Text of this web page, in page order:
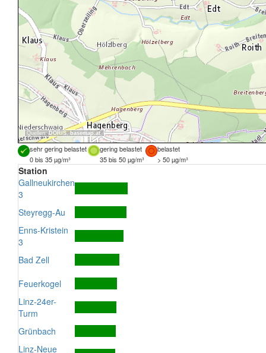
Quellen: DORIS,basemap.at
sehr gering belastet gering belastet
belastet
0 bis 35 µg/m³
35 bis 50 µg/m³ > 50 µg/m³
Station
Gallneukirchen
3
Steyregg-Au
Enns-Kristein
3
Bad Zell
Feuerkogel
Linz-24er-
Turm
Grünbach
Linz-Neue